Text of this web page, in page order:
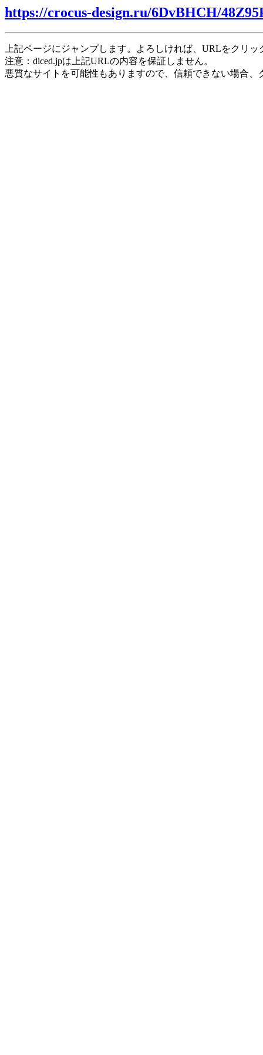
https://crocus-design.ru/6DvBHCH/
上記ページにジャンプします。よろしければ、URLをクリ
注意：diced.jpは上記URLの内容を保証しません。
悪質なサイトを可能性もありますので、信頼できない場合、